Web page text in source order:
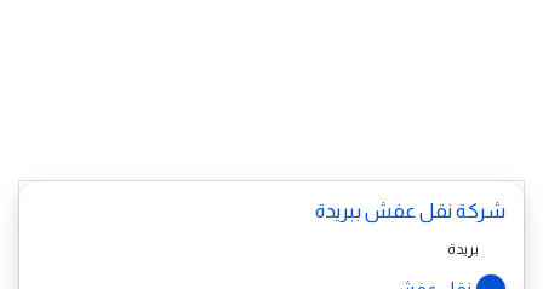
شركة نقل عفش ببريدة
بريدة